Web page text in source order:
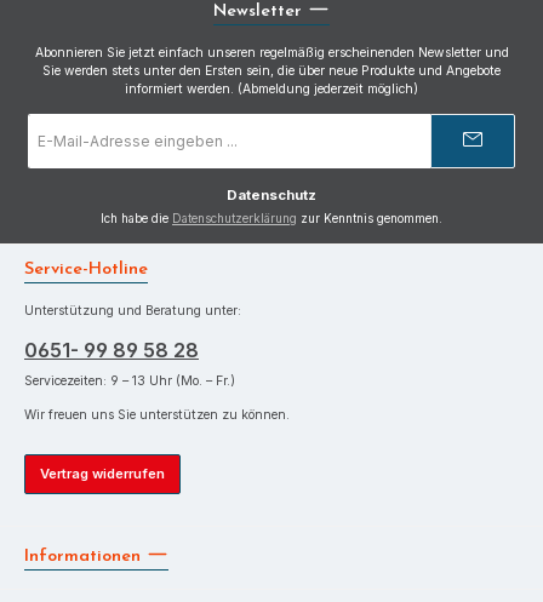
Newsletter
Abonnieren Sie jetzt einfach unseren regelmäßig erscheinenden Newsletter und
Sie werden stets unter den Ersten sein, die über neue Produkte und Angebote
informiert werden. (Abmeldung jederzeit möglich)
Mail-
Datenschutz
Ich habe die Datenschutzerklärung zur Kenntnis genommen.
Service-Hotline
Unterstützung und Beratung unter:
0651- 99 89 58 28
Servicezeiten: 9 – 13 Uhr (Mo. – Fr.)
Wir freuen uns Sie unterstützen zu können.
Vertrag widerrufen
Informationen